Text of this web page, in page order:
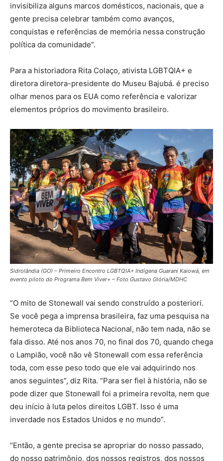
invisibiliza alguns marcos domésticos, nacionais, que a
gente precisa celebrar também como avanços,
conquistas e referências de memória nessa construção
política da comunidade”.
Para a historiadora Rita Colaço, ativista LGBTQIA+ e
diretora diretora-presidente do Museu Bajubá. é preciso
olhar menos para os EUA como referência e valorizar
elementos próprios do movimento brasileiro.
Sidrolândia (GO) – Primeiro Encontro LGBTQIA+ Indígena Guarani Kaiowá, em
evento piloto do Programa Bem Viver+ – Foto Gustavo Glória/MDHC
“O mito de Stonewall vai sendo construído a posteriori.
Se você pega a imprensa brasileira, faz uma pesquisa na
hemeroteca da Biblioteca Nacional, não tem nada, não se
fala disso. Até nos anos 70, no final dos 70, quando chega
o Lampião, você não vê Stonewall com essa referência
toda, com esse peso todo que ele vai adquirindo nos
anos seguintes”, diz Rita. “Para ser fiel à história, não se
pode dizer que Stonewall foi a primeira revolta, nem que
deu início à luta pelos direitos LGBT. Isso é uma
inverdade nos Estados Unidos e no mundo”.
“Então, a gente precisa se apropriar do nosso passado,
do nosso patrimônio, dos nossos registros, dos nossos